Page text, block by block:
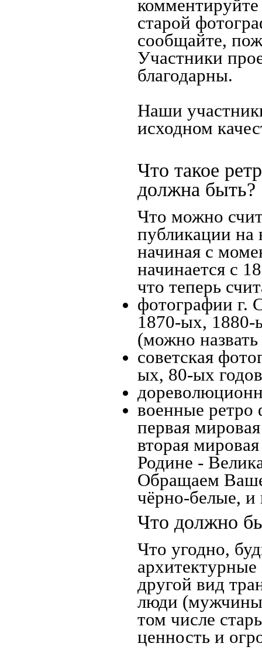
старой
сообщайте,
Участники
благодарны.
Наши
исходном
Что такое
должна быть?
Что можно
публикации
начиная c
начинается с
что теперь
фотографии г.
1870-ых, 1880-
(можно
советская
ых, 80-ых
военные ретро
первая
вторая
Родине -
Обращаем
чёрно-белые, и
Что должно
Что угодно,
другой вид
люди
том числе
ценность и